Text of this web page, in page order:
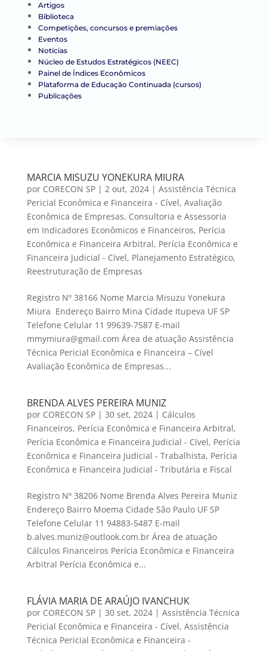
Artigos
Biblioteca
Competições, concursos e premiações
Eventos
Notícias
Núcleo de Estudos Estratégicos (NEEC)
Painel de Índices Econômicos
Plataforma de Educação Continuada (cursos)
Publicações
MARCIA MISUZU YONEKURA MIURA
por CORECON SP| 2 out, 2024| Assistência Técnica
Pericial Econômica e Financeira - Cível, Avaliação
Econômica de Empresas, Consultoria e Assessoria
em Indicadores Econômicos e Financeiros, Perícia
Econômica e Financeira Arbitral, Perícia Econômica e
Financeira Judicial - Cível, Planejamento Estratégico,
Reestruturação de Empresas
Registro Nº 38166 Nome Marcia Misuzu Yonekura
Miura Endereço Bairro Mina Cidade Itupeva UF SP
Telefone Celular 11 99639-7587 E-mail
mmymiura@gmail.com Área de atuação Assistência
Técnica Pericial Econômica e Financeira – Cível
Avaliação Econômica de Empresas...
BRENDA ALVES PEREIRA MUNIZ
por CORECON SP| 30 set, 2024| Cálculos
Financeiros, Perícia Econômica e Financeira Arbitral,
Perícia Econômica e Financeira Judicial - Cível, Perícia
Econômica e Financeira Judicial - Trabalhista, Perícia
Econômica e Financeira Judicial - Tributária e Fiscal
Registro Nº 38206 Nome Brenda Alves Pereira Muniz
Endereço Bairro Moema Cidade São Paulo UF SP
Telefone Celular 11 94883-5487 E-mail
b.alves.muniz@outlook.com.br Área de atuação
Cálculos Financeiros Perícia Econômica e Financeira
Arbitral Perícia Econômica e...
FLÁVIA MARIA DE ARAÚJO IVANCHUK
por CORECON SP| 30 set, 2024| Assistência Técnica
Pericial Econômica e Financeira - Cível, Assistência
Técnica Pericial Econômica e Financeira -